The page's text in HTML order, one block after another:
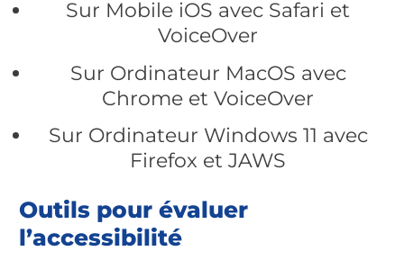
Sur Mobile iOS avec Safari et
VoiceOver
Sur Ordinateur MacOS avec
Chrome et VoiceOver
Sur Ordinateur Windows 11 avec
Firefox et JAWS
Outils pour évaluer
l’accessibilité